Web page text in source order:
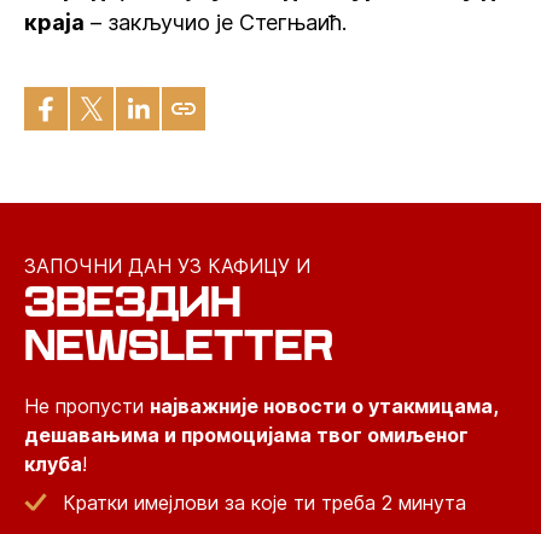
краја – закључио је Стегњаић.
ЗАПОЧНИ ДАН УЗ КАФИЦУ И
ЗВЕЗДИН
NEWSLETTER
Не пропусти најважније новости о утакмицама,
дешавањима и промоцијама твог омиљеног
клуба!
Кратки имејлови за које ти треба 2 минута